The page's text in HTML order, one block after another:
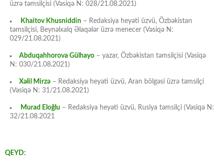
üzrə təmsilçisi (Vəsiqə N: 028/21.08.2021)
Khaitov Khusniddin – Redaksiya heyəti üzvü, Özbəkistan
təmsilçisi, Beynəlxalq Əlaqələr üzrə menecer (Vəsiqə N:
029/21.08.2021)
Abduqahhorova Gülhayo – yazar, Özbəkistan təmsilçisi (Vəsiqə
N: 030/21.08.2021)
Xəlil Mirzə – Redaksiya heyəti üzvü, Aran bölgəsi üzrə təmsilçi
(Vəsiqə N: 31/21.08.2021)
Murad Eloğlu – Redaksiya heyəti üzvü, Rusiya təmsilçi (Vəsiqə N:
32/21.08.2021
QEYD: